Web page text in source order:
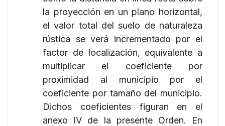
la proyección en un plano horizontal,
el valor total del suelo de naturaleza
rústica se verá incrementado por el
factor de localización, equivalente a
multiplicar el coeficiente por
proximidad al municipio por el
coeficiente por tamaño del municipio.
Dichos coeficientes figuran en el
anexo IV de la presente Orden. En